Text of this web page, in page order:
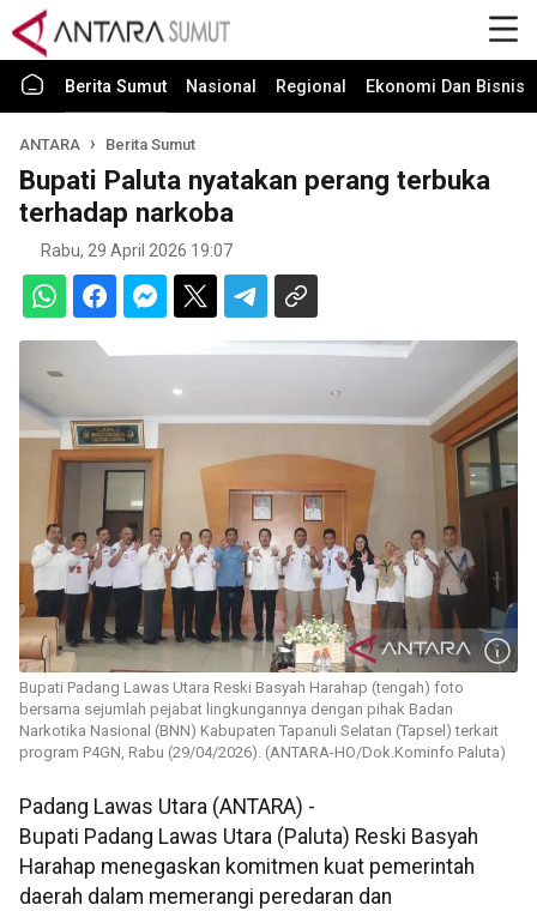
Berita Sumut Nasional Regional Ekonomi Dan Bisnis
ANTARA Berita Sumut
Bupati Paluta nyatakan perang terbuka
terhadap narkoba
Rabu, 29 April 2026 19:07
Bupati Padang Lawas Utara Reski Basyah Harahap (tengah) foto
bersama sejumlah pejabat lingkungannya dengan pihak Badan
Narkotika Nasional (BNN) Kabupaten Tapanuli Selatan (Tapsel) terkait
program P4GN, Rabu (29/04/2026). (ANTARA-HO/Dok.Kominfo Paluta)
Padang Lawas Utara (ANTARA) -
Bupati Padang Lawas Utara (Paluta) Reski Basyah
Harahap menegaskan komitmen kuat pemerintah
daerah dalam memerangi peredaran dan